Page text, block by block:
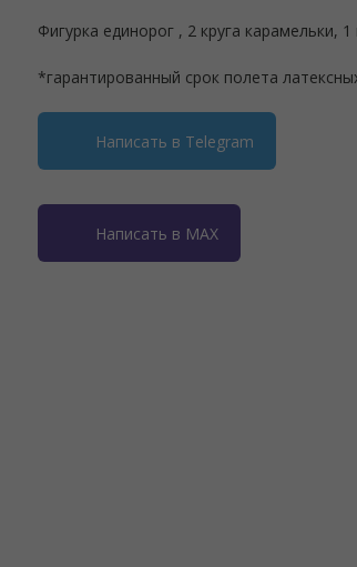
Фигурка единорог , 2 круга карамельки,
*гарантированный срок полета
Написать в Telegram
Написать в MAX